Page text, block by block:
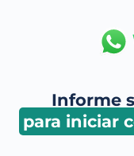
Informe
para iniciar